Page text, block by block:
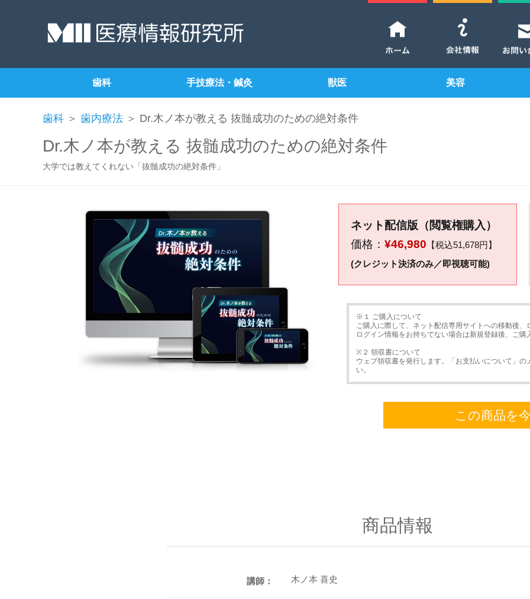
歯科 手技療法・鍼灸 獣医 美容
歯科 ＞ 歯内療法 ＞ Dr.木ノ本が教える 抜髄成功のための絶対条件
Dr.木ノ本が教える 抜髄成功のための絶対条件
大学では教えてくれない「抜髄成功の絶対条件」
ネット配信版（閲覧権購入）
価格： ¥46,980 【税込51,678円】
(クレジット決済のみ／即視聴可能)
※１ ご購入について
ご購入に際して、ネット配信専用サイトへの移動後、
ログイン情報をお持ちでない場合は新規登録後、ご
※２ 領収書について
ウェブ領収書を発行します。「お支払いについて」
い。
この商品を
商品情報
講師： 木ノ本 喜史